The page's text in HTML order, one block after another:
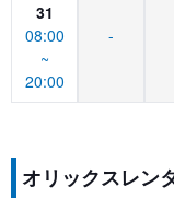
31
08:00
~
20:00
-
オリックスレン